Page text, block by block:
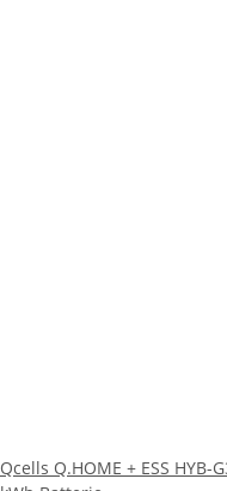
Qcells Q.HOME + ESS